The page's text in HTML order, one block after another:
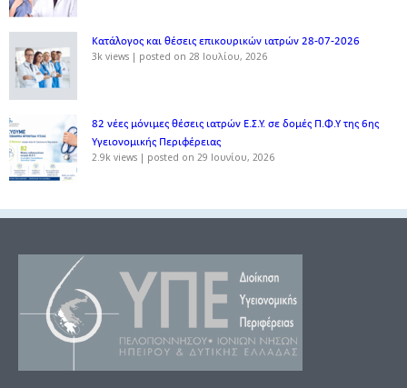
Κατάλογος και θέσεις επικουρικών ιατρών 28-07-2026
3k views | posted on 28 Ιουλίου, 2026
82 νέες μόνιμες θέσεις ιατρών Ε.Σ.Υ. σε δομές Π.Φ.Υ της 6ης
Υγειονομικής Περιφέρειας
2.9k views | posted on 29 Ιουνίου, 2026